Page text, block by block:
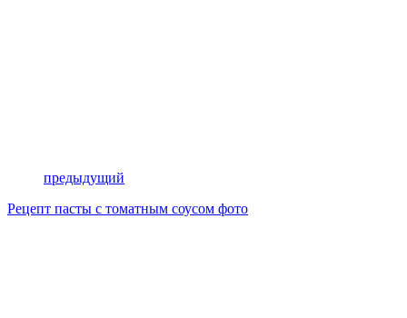
предыдущий
Рецепт пасты с томатным соусом фото